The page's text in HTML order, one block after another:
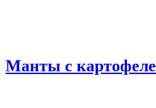
Манты с